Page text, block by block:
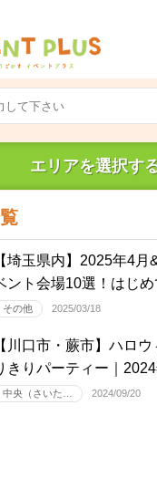
エリアを選択す
【埼玉県内】2025年4月
ント会場10選！はじ
その他 2025/03/18
【川口市・蕨市】ハロ
きりパーティー｜
中央（さいた… 2024/09/20